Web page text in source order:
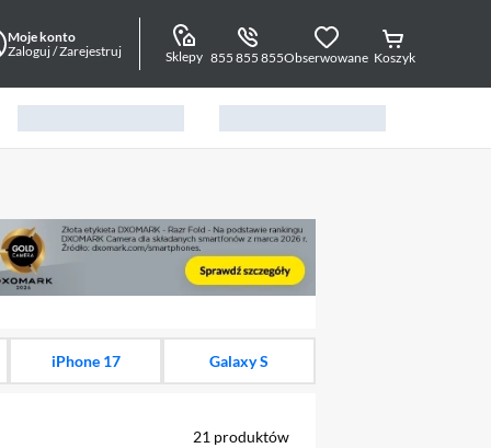
Moje konto
Zaloguj / Zarejestruj
Sklepy 855 855 855Obserwowane Koszyk
element 1 z 16
iPhone 17 Galaxy S
21 produktów